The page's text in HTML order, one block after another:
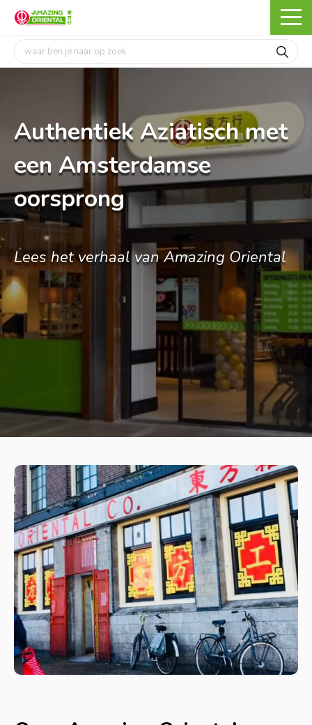
Authentiek Aziatisch met
een Amsterdamse
oorsprong
Lees het verhaal van Amazing Oriental